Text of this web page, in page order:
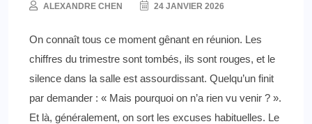
ALEXANDRE CHEN 24 JANVIER 2026
On connaît tous ce moment gênant en réunion. Les
chiffres du trimestre sont tombés, ils sont rouges, et le
silence dans la salle est assourdissant. Quelqu’un finit
par demander : « Mais pourquoi on n’a rien vu venir ? ».
Et là, généralement, on sort les excuses habituelles. Le